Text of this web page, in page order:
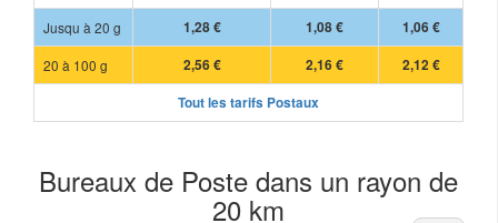
Jusqu à 20 g
1,28 € 1,08 €
1,06 €
20 à 100 g
2,56 € 2,16 €
2,12 €
Tout les tarifs Postaux
Bureaux de Poste dans un rayon de
20 km